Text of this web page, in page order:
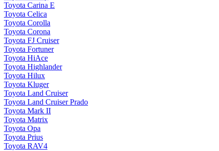
Toyota Carina E
Toyota Celica
Toyota Corolla
Toyota Corona
Toyota FJ Cruiser
Toyota Fortuner
Toyota HiAce
Toyota Highlander
Toyota Hilux
Toyota Kluger
Toyota Land Cruiser
Toyota Land Cruiser Prado
Toyota Mark II
Toyota Matrix
Toyota Opa
Toyota Prius
Toyota RAV4